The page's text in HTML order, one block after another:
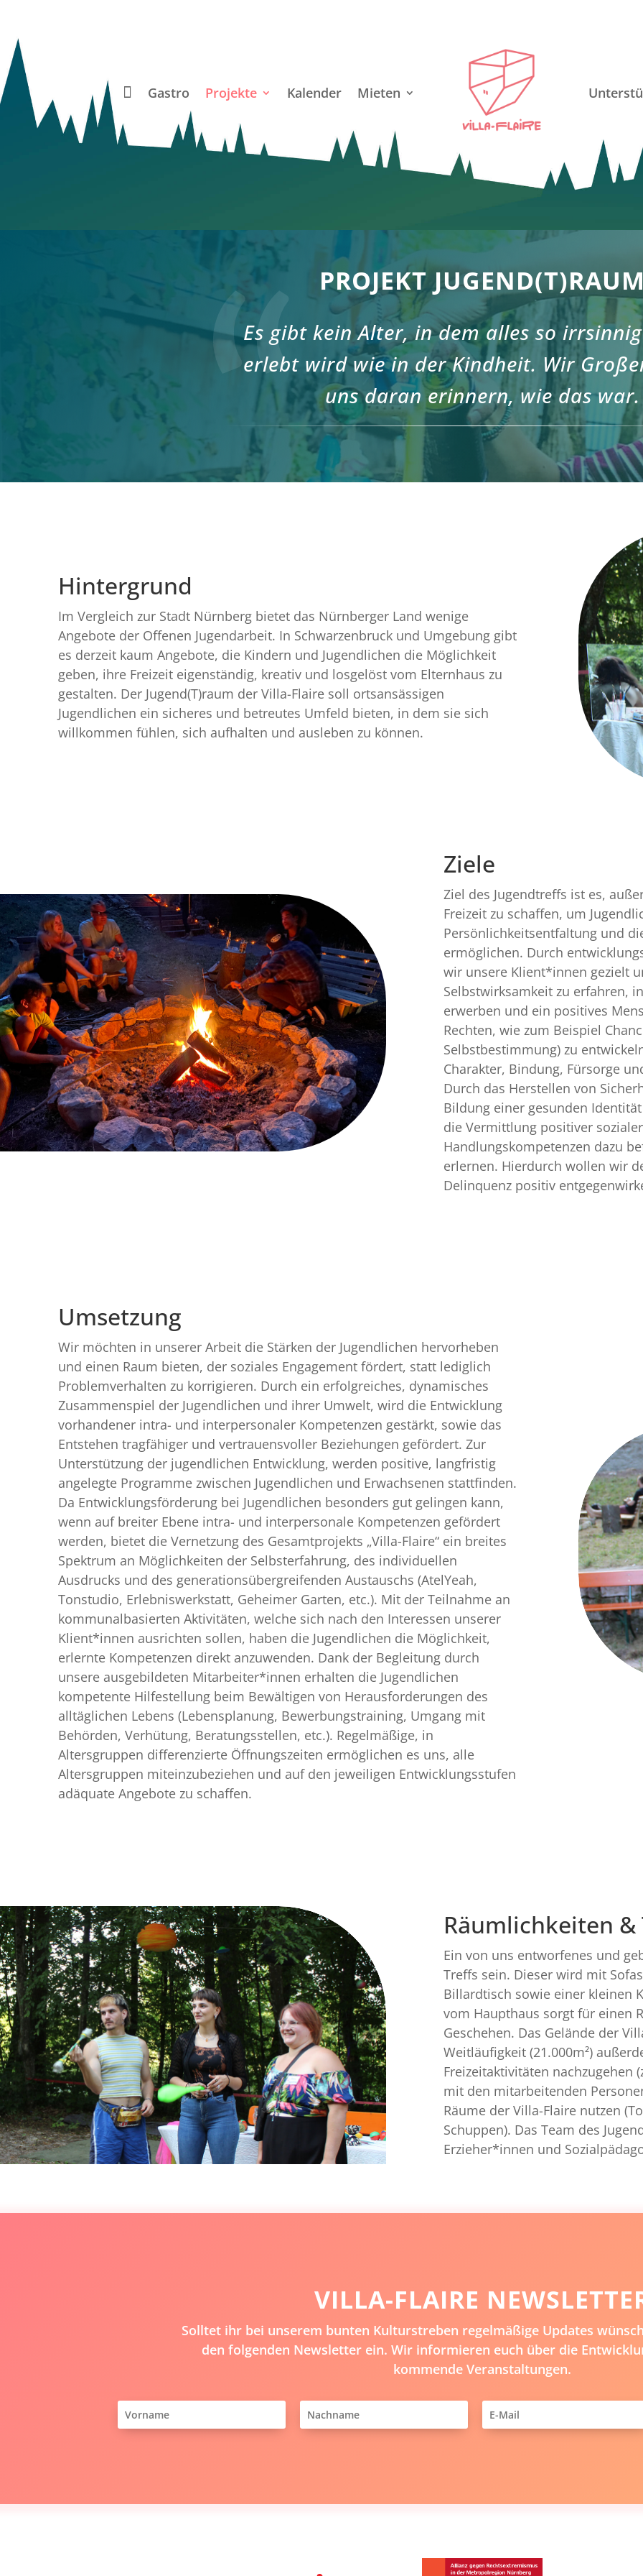
Gastro Projekte Kalender Mieten
PROJEKT
Es gibt kein Alter, in dem alles so
erlebt wird wie in der Kindheit. Wir
uns daran erinnern, wie das war.
Hintergrund
Im Vergleich zur Stadt Nürnberg bietet das Nürnberger Land wenige
Angebote der Offenen Jugendarbeit. In Schwarzenbruck und Umgebung gibt
es derzeit kaum Angebote, die Kindern und Jugendlichen die Möglichkeit
geben, ihre Freizeit eigenständig, kreativ und losgelöst vom Elternhaus zu
gestalten. Der Jugend(T)raum der Villa-Flaire soll ortsansässigen
Jugendlichen ein sicheres und betreutes Umfeld bieten, in dem sie sich
willkommen fühlen, sich aufhalten und ausleben zu können.
Ziele
Ziel des Jugendtreffs ist es,
Freizeit zu schaffen, um
Persönlichkeitsentfaltung und
ermöglichen. Durch
wir unsere Klient*innen gezielt
Selbstwirksamkeit zu erfahren,
erwerben und ein positives
Rechten, wie zum Beispiel
Selbstbestimmung) zu
Charakter, Bindung, Fürsorge
Durch das Herstellen von
Bildung einer gesunden
die Vermittlung positiver
Handlungskompetenzen dazu
erlernen. Hierdurch wollen wir
Delinquenz positiv
Umsetzung
Wir möchten in unserer Arbeit die Stärken der Jugendlichen hervorheben
und einen Raum bieten, der soziales Engagement fördert, statt lediglich
Problemverhalten zu korrigieren. Durch ein erfolgreiches, dynamisches
Zusammenspiel der Jugendlichen und ihrer Umwelt, wird die Entwicklung
vorhandener intra- und interpersonaler Kompetenzen gestärkt, sowie das
Entstehen tragfähiger und vertrauensvoller Beziehungen gefördert. Zur
Unterstützung der jugendlichen Entwicklung, werden positive, langfristig
angelegte Programme zwischen Jugendlichen und Erwachsenen stattfinden.
Da Entwicklungsförderung bei Jugendlichen besonders gut gelingen kann,
wenn auf breiter Ebene intra- und interpersonale Kompetenzen gefördert
werden, bietet die Vernetzung des Gesamtprojekts „Villa-Flaire“ ein breites
Spektrum an Möglichkeiten der Selbsterfahrung, des individuellen
Ausdrucks und des generationsübergreifenden Austauschs (AtelYeah,
Tonstudio, Erlebniswerkstatt, Geheimer Garten, etc.). Mit der Teilnahme an
kommunalbasierten Aktivitäten, welche sich nach den Interessen unserer
Klient*innen ausrichten sollen, haben die Jugendlichen die Möglichkeit,
erlernte Kompetenzen direkt anzuwenden. Dank der Begleitung durch
unsere ausgebildeten Mitarbeiter*innen erhalten die Jugendlichen
kompetente Hilfestellung beim Bewältigen von Herausforderungen des
alltäglichen Lebens (Lebensplanung, Bewerbungstraining, Umgang mit
Behörden, Verhütung, Beratungsstellen, etc.). Regelmäßige, in
Altersgruppen differenzierte Öffnungszeiten ermöglichen es uns, alle
Altersgruppen miteinzubeziehen und auf den jeweiligen Entwicklungsstufen
adäquate Angebote zu schaffen.
Räumlichkeiten &
Ein von uns entworfenes und
Treffs sein. Dieser wird mit
Billardtisch sowie einer kleinen
vom Haupthaus sorgt für einen
Geschehen. Das Gelände der
Weitläufigkeit (21.000m²)
Freizeitaktivitäten nachzugehen
mit den mitarbeitenden
Räume der Villa-Flaire nutzen
Schuppen). Das Team des
Erzieher*innen und
VILLA-FLAIRE
Solltet ihr bei unserem bunten Kulturstreben regelmäßige Updates
den folgenden Newsletter ein. Wir informieren euch über die
kommende Veranstaltungen.